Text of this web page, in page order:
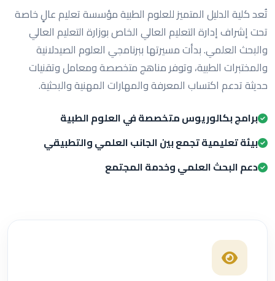
تُعد كلية الدليل المتميز للعلوم الطبية مؤسسة تعليم عالٍ خاصة
تحت إشراف إدارة التعليم العالي الخاص بوزارة التعليم العالي
والبحث العلمي. بدأت مسيرتها ببرنامجي العلوم الصيدلانية
والمختبرات الطبية، وتوفر مناهج متخصصة ومعامل وتقنيات
حديثة تدعم اكتساب المعرفة والمهارات المهنية والبحثية.
برامج بكالوريوس متخصصة في العلوم الطبية
بيئة تعليمية تجمع بين الجانب العلمي والتطبيقي
دعم البحث العلمي وخدمة المجتمع